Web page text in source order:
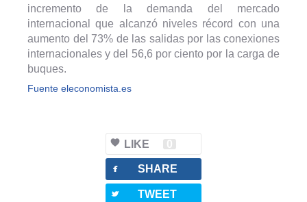
incremento de la demanda del mercado
internacional que alcanzó niveles récord con una
aumento del 73% de las salidas por las conexiones
internacionales y del 56,6 por ciento por la carga de
buques.
Fuente eleconomista.es
LIKE 0
facebook SHARE
twitterbird TWEET